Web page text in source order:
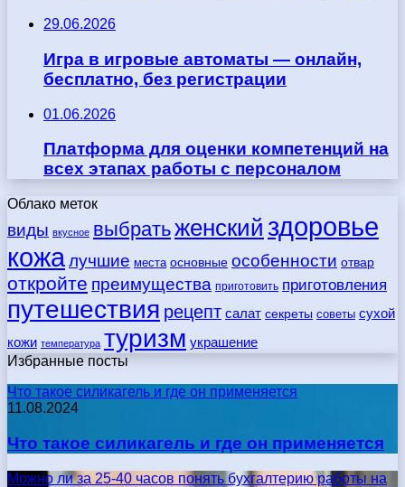
29.06.2026
Игра в игровые автоматы — онлайн,
бесплатно, без регистрации
01.06.2026
Платформа для оценки компетенций на
всех этапах работы с персоналом
Облако меток
виды вкусное выбратьженский здоровье
кожалучшие места основные особенности отвар
откройте преимущества приготовить приготовления
путешествия рецепт салат секреты советы сухой
кожи температура туризм украшение
Избранные посты
Что такое силикагель и где он применяется
11.08.2024
Что такое силикагель и где он применяется
Можно ли за 25-40 часов понять бухгалтерию работы на